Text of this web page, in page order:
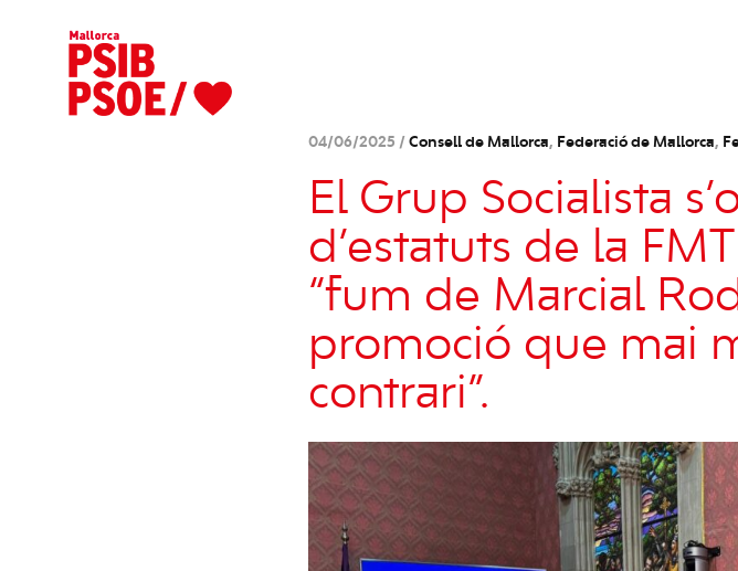
04/06/2025 / Consell de Mallorca, Federació de Mallorca,
El Grup Socialista
d’estatuts de la
“fum de Marcial
promoció que mai
contrari”.